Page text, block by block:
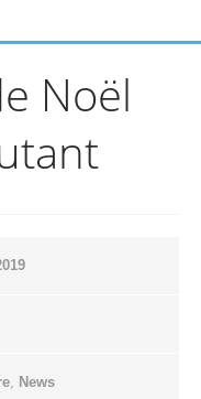
Noël
News